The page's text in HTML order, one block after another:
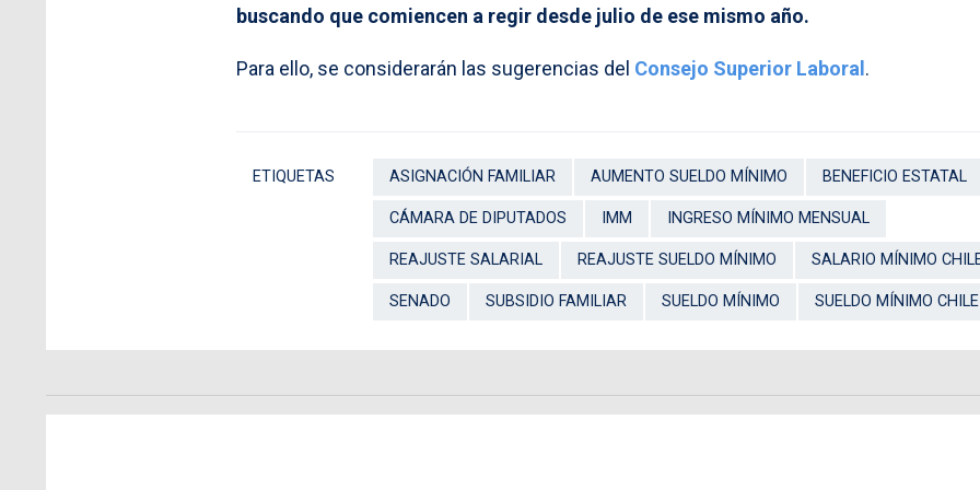
buscando que comiencen a regir desde julio de ese mismo año.
Para ello, se considerarán las sugerencias del Consejo Superior Laboral .
ETIQUETAS ASIGNACIÓN FAMILIAR AUMENTO SUELDO MÍNIMO BENEFICIO ESTATAL
CÁMARA DE DIPUTADOS IMM INGRESO MÍNIMO MENSUAL
REAJUSTE SALARIAL REAJUSTE SUELDO MÍNIMO SALARIO MÍNIMO
SENADO SUBSIDIO FAMILIAR SUELDO MÍNIMO SUELDO MÍNIMO CHILE